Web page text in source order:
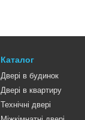
Каталог
Двері в будинок
Двері в квартиру
Технічні двері